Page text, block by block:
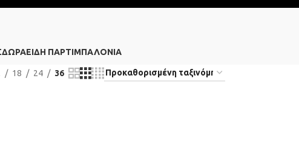
ΔΏΡΑΕΊΔΗ ΠΆΡΤΙΜΠΑΛΌΝΙΑ
18 24 36